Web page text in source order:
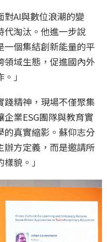
AI與數位浪潮的變
代淘汰。他進一步說
個集結創新能量的平
領域生態，促進國內外
」
精神，現場不僅聚集
業ESG團隊與教育實
的真實縮影。蘇仰志分
方定義，而是邀請所
貌。」